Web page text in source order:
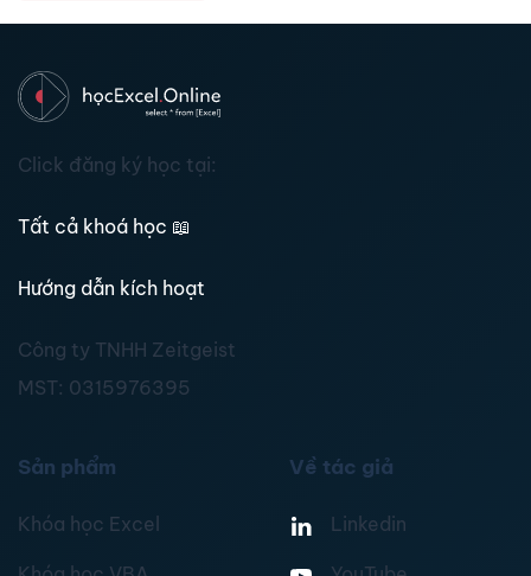
Click đăng ký học tại:
Tất cả khoá học 📖
Hướng dẫn kích hoạt
Công ty TNHH Zeitgeist
MST: 0315976395
Sản phẩm
Khóa học Excel
Về tác giả
Linkedin